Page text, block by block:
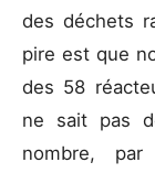
des déchets
pire est que
des 58
ne sait pas
nombre,